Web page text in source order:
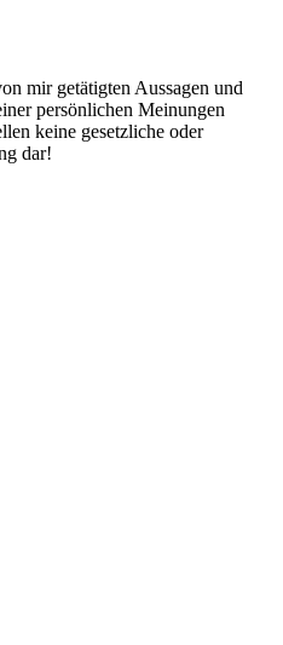
mir getätigten Aussagen und
persönlichen Meinungen
keine gesetzliche oder
dar!